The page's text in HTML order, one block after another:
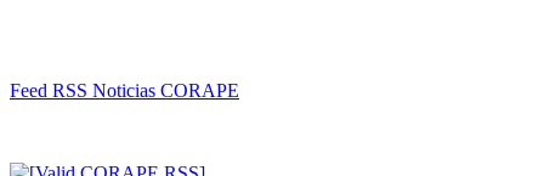
Feed RSS Noticias CORAPE